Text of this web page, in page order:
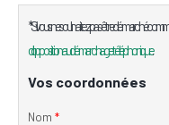
*Si vous ne souhaitez pas être démarché
d'opposition au démarchage téléphonique
Vos coordonnées
Nom *